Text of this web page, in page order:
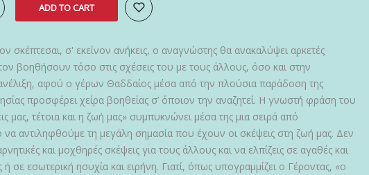
ADD TO CART
σκέπτεσαι, σ' εκείνον ανήκεις, ο αναγνώστης θα ανακαλύψει αρκετές
βοηθήσουν τόσο στις σχέσεις του με τους άλλους, όσο και στην
αφού ο γέρων Θαδδαίος μέσα από την πλούσια παράδοση της
προσφέρει χείρα βοηθείας σ’ όποιον την αναζητεί. Η γνωστή φράση του
μας, τέτοια και η ζωή μας» συμπυκνώνει μέσα της μια σειρά από
να αντιληφθούμε τη μεγάλη σημασία που έχουν οι σκέψεις στη ζωή μας. Δεν
και μοχθηρές σκέψεις για τους άλλους και να ελπίζεις σε αγαθές και
ή σε εσωτερική ησυχία και ειρήνη. Γιατί, όπως υπογραμμίζει ο Γέροντας, «ο